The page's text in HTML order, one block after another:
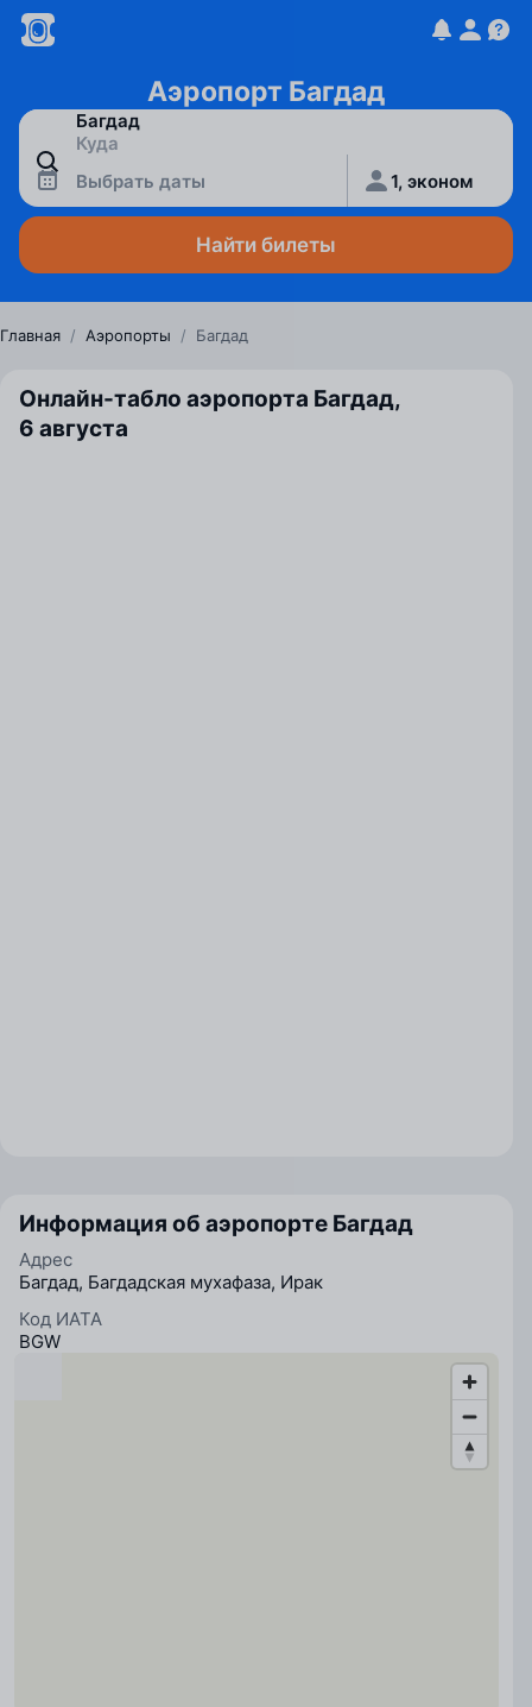
Аэропорт Багдад
Выбрать даты 1, эконом
Найти билеты
Главная / Аэропорты / Багдад
Онлайн-табло аэропорта Багдад,
6 августа
Информация об аэропорте Багдад
Адрес
Багдад, Багдадская мухафаза, Ирак
Код ИАТА
BGW